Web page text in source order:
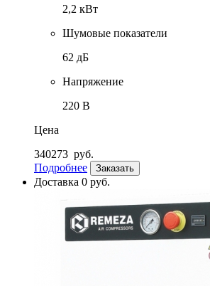
2,2 кВт
Шумовые показатели
62 дБ
Напряжение
220 В
Цена
340273 руб.
Подробнее
Заказать
Доставка 0 руб.